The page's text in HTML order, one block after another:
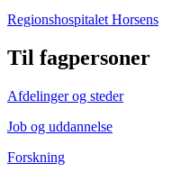
Regionshospitalet Horsens
Til fagpersoner
Afdelinger og steder
Job og uddannelse
Forskning